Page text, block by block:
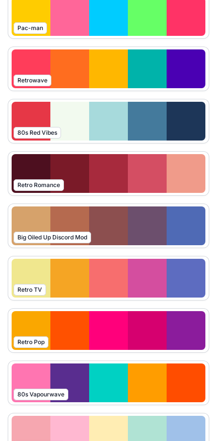
Pac-man
Retrowave
80s Red Vibes
Retro Romance
Big Oiled Up Discord Mod
Retro TV
Retro Pop
80s Vapourwave